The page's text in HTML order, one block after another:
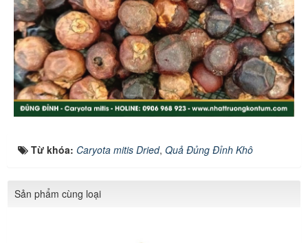
Từ khóa: Caryota mitis Dried, Quả Đủng Đỉnh Khô
Sản phẩm cùng loại